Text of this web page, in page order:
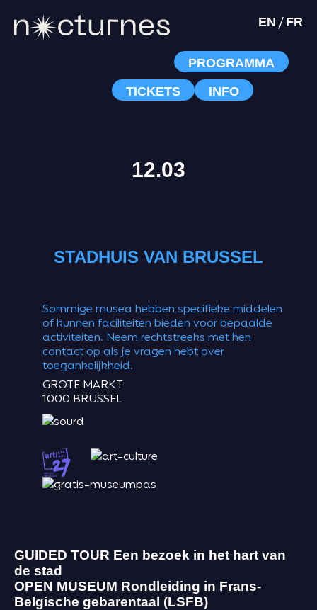
PROGRAMMA
TICKETS
INFO
EN / FR
12.03
STADHUIS VAN BRUSSEL
Sommige musea hebben specifieke middelen
of kunnen faciliteiten bieden voor bepaalde
activiteiten. Neem rechtstreeks met hen
contact op als je vragen hebt over
toegankelijkheid.
GROTE MARKT
1000 BRUSSEL
GUIDED TOUR Een bezoek in het hart van
de stad
OPEN MUSEUM Rondleiding in Frans-
Belgische gebarentaal (LSFB)